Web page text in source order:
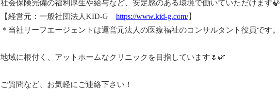
社会保険完備の福利厚生や給与など、安定感のある環境で働いていただけます🍃
【経営元：一般社団法人KID-G https://www.kid-g.com/】
＊当社リーフエージェントは運営元法人の医療福祉のコンサルタント役員です。
地域に根付く、アットホームなクリニックを目指しています🌷🌿
ご質問など、お気軽にご連絡下さい！